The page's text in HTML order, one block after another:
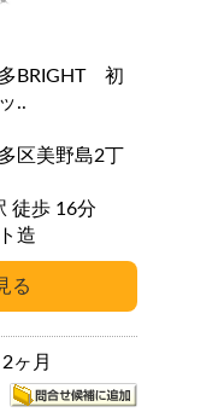
BRIGHT 初
..
区美野島2丁
博多南線 博多 駅 徒歩 16分
造
2ヶ月